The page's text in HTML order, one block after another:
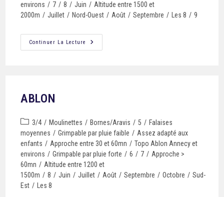
environs / 7 / 8 / Juin / Altitude entre 1500 et
2000m / Juillet / Nord-Ouest / Août / Septembre / Les 8 / 9
Continuer La Lecture
ABLON
3/4 / Moulinettes / Bornes/Aravis / 5 / Falaises
moyennes / Grimpable par pluie faible / Assez adapté aux
enfants / Approche entre 30 et 60mn / Topo Ablon Annecy et
environs / Grimpable par pluie forte / 6 / 7 / Approche >
60mn / Altitude entre 1200 et
1500m / 8 / Juin / Juillet / Août / Septembre / Octobre / Sud-
Est / Les 8